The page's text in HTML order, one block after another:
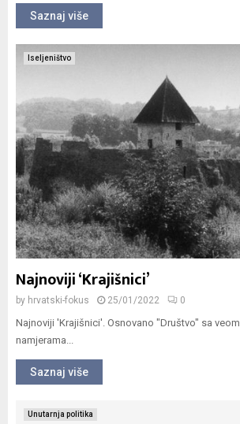
Saznaj više
Iseljeništvo
Najnoviji ‘Krajišnici’
by hrvatski-fokus 25/01/2022 0
Najnoviji 'Krajišnici'. Osnovano "Društvo" sa
namjerama...
Saznaj više
Unutarnja politika